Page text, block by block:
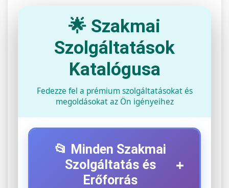
🌟 Szakmai
Szolgáltatások
Katalógusa
Fedezze fel a prémium szolgáltatásokat és
megoldásokat az Ön igényeihez
📂 Minden Szakmai
Szolgáltatás és
Erőforrás
+